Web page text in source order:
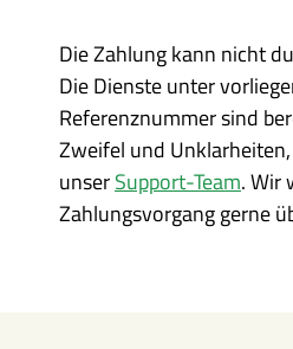
Die Zahlung kann nicht
Die Dienste unter
Referenznummer sind
Zweifel und
unserSupport-Team. Wir
Zahlungsvorgang gerne